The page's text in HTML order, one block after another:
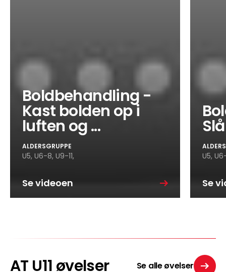
Boldbehandling -
Kast bolden op i
luften og ...
ALDERSGRUPPE
U5, U6-8, U9-11,
Se videoen
U5,
Se
AT U11 øvelser Se alle øvelser